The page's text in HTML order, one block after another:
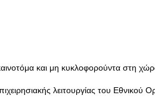
και μη κυκλοφορούντα στη
λειτουργίας του